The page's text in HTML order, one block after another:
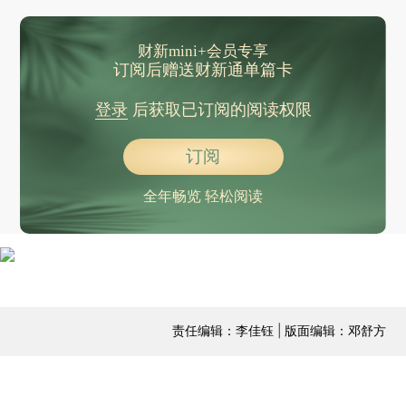
财新mini+会员专享
订阅后赠送财新通单篇卡
登录后获取已订阅的阅读权限
订阅
全年畅览 轻松阅读
责任编辑：李佳钰 | 版面编辑：邓舒方